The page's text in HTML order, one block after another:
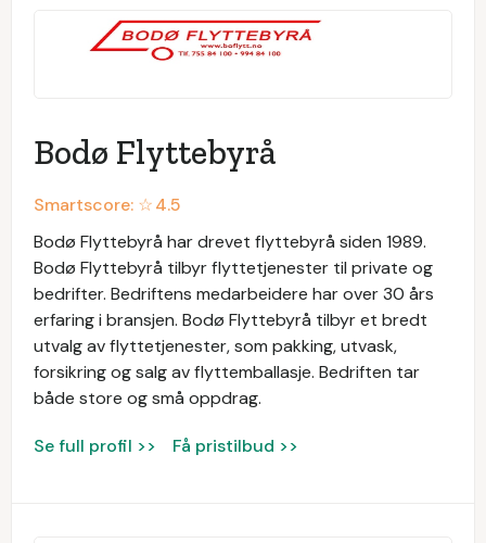
Bodø Flyttebyrå
Smartscore: ☆4.5
Bodø Flyttebyrå har drevet flyttebyrå siden 1989.
Bodø Flyttebyrå tilbyr flyttetjenester til private og
bedrifter. Bedriftens medarbeidere har over 30 års
erfaring i bransjen. Bodø Flyttebyrå tilbyr et bredt
utvalg av flyttetjenester, som pakking, utvask,
forsikring og salg av flyttemballasje. Bedriften tar
både store og små oppdrag.
Se full profil >> Få pristilbud >>